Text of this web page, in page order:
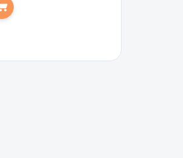
Do košíka